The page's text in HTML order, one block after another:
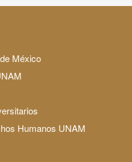
México
Humanos UNAM